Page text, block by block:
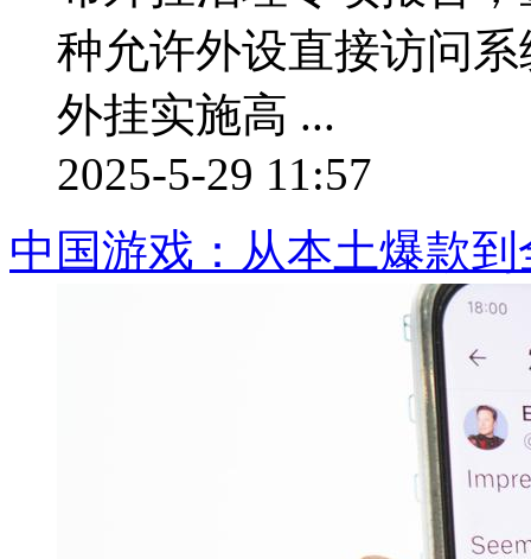
种允许外设直接访问
外挂实施高 ...
2025-5-29 11:57
中国游戏：从本土爆款